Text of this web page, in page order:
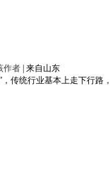
作者 来自山东
传统行业基本上走下行